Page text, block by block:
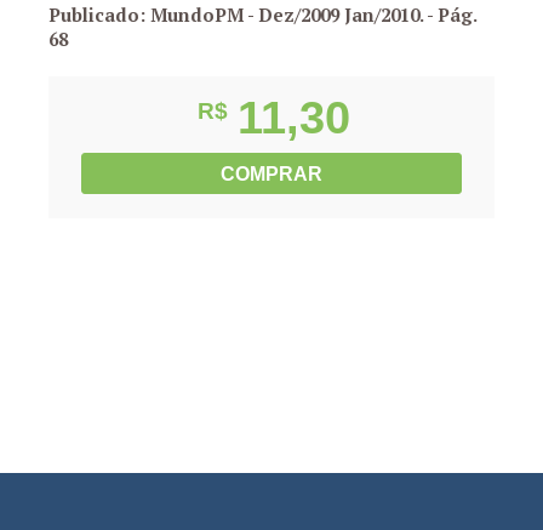
Publicado: MundoPM - Dez/2009 Jan/2010.- Pág.
68
R$ 11,30
COMPRAR